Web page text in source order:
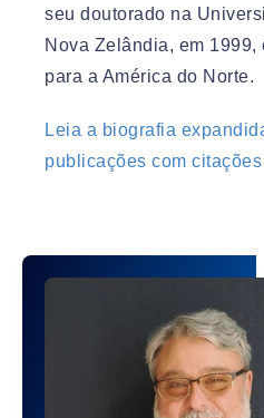
seu doutorado na
Nova Zelândia, em 1999,
para a América do Norte.
Leia a biografia
publicações com